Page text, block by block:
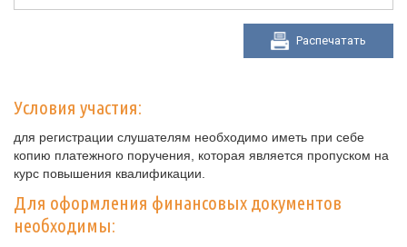
Распечатать
Условия участия:
для регистрации слушателям необходимо иметь при себе
копию платежного поручения, которая является пропуском на
курс повышения квалификации.
Для оформления финансовых документов
необходимы: